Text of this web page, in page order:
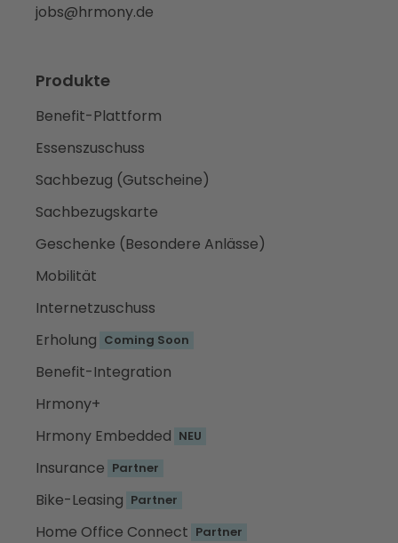
jobs@hrmony.de
Produkte
Benefit-Plattform
Essenszuschuss
Sachbezug (Gutscheine)
Sachbezugskarte
Geschenke (Besondere Anlässe)
Mobilität
Internetzuschuss
Erholung Coming Soon
Benefit-Integration
Hrmony+
Hrmony Embedded NEU
Insurance Partner
Bike-Leasing Partner
Home Office Connect Partner